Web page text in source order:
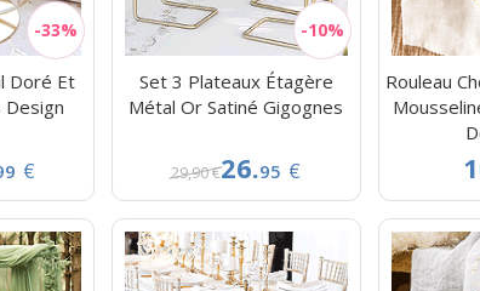
Doré Et
Design
€
Set 3 Plateaux Étagère
Métal Or Satiné Gigognes
29,90 €26.95 €
Rouleau